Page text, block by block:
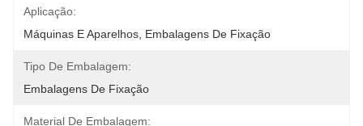
Aplicação:
Máquinas E Aparelhos, Embalagens De Fixação
Tipo De Embalagem:
Embalagens De Fixação
Material De Embalagem: